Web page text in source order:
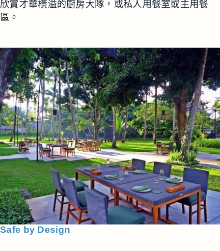
欣賞才華橫溢的廚房大隊，或私人用餐室或主用餐
區。
Safe by Design